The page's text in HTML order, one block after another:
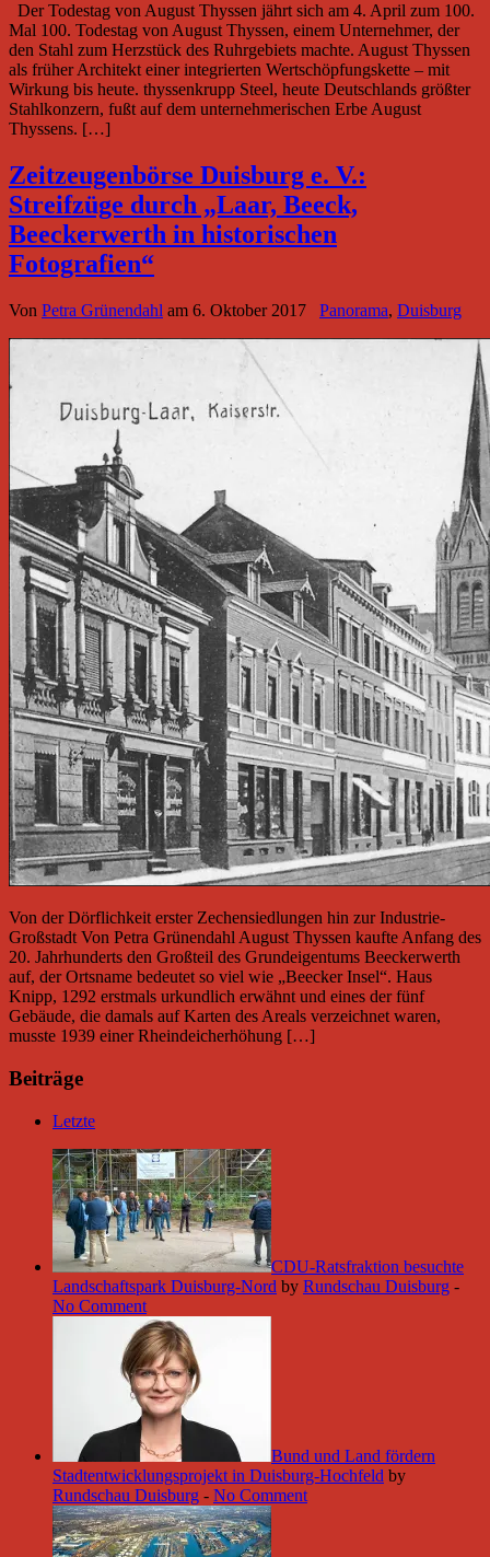
Der Todestag von August Thyssen jährt sich am 4. April zum 100.
Mal 100. Todestag von August Thyssen, einem Unternehmer, der
den Stahl zum Herzstück des Ruhrgebiets machte. August Thyssen
als früher Architekt einer integrierten Wertschöpfungskette – mit
Wirkung bis heute. thyssenkrupp Steel, heute Deutschlands größter
Stahlkonzern, fußt auf dem unternehmerischen Erbe August
Thyssens. […]
Zeitzeugenbörse Duisburg e. V.:
Streifzüge durch „Laar, Beeck,
Beeckerwerth in historischen
Fotografien“
Von Petra Grünendahl am 6. Oktober 2017 Panorama, Duisburg
Von der Dörflichkeit erster Zechensiedlungen hin zur Industrie-
Großstadt Von Petra Grünendahl August Thyssen kaufte Anfang des
20. Jahrhunderts den Großteil des Grundeigentums Beeckerwerth
auf, der Ortsname bedeutet so viel wie „Beecker Insel“. Haus
Knipp, 1292 erstmals urkundlich erwähnt und eines der fünf
Gebäude, die damals auf Karten des Areals verzeichnet waren,
musste 1939 einer Rheindeicherhöhung […]
Beiträge
Letzte
CDU-Ratsfraktion besuchte
Landschaftspark Duisburg-Nord by Rundschau Duisburg -
No Comment
Bund und Land fördern
Stadtentwicklungsprojekt in Duisburg-Hochfeld by
Rundschau Duisburg - No Comment